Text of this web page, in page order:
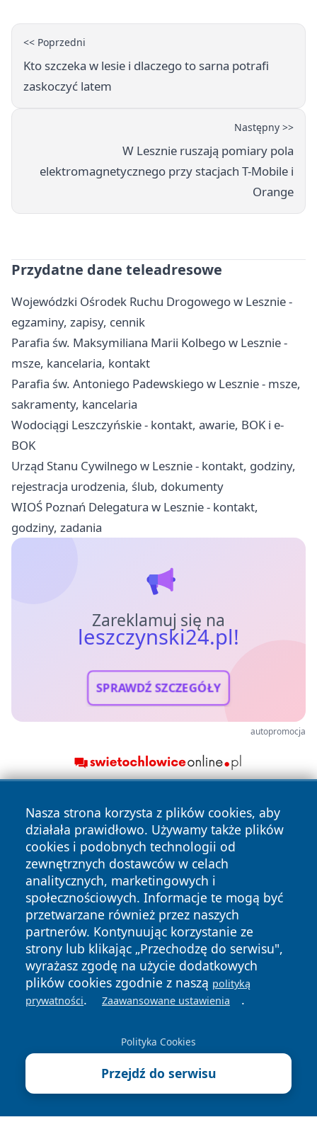
<< Poprzedni
Kto szczeka w lesie i dlaczego to sarna potrafi
zaskoczyć latem
Następny >>
W Lesznie ruszają pomiary pola
elektromagnetycznego przy stacjach T-Mobile i
Orange
Przydatne dane teleadresowe
Wojewódzki Ośrodek Ruchu Drogowego w Lesznie -
egzaminy, zapisy, cennik
Parafia św. Maksymiliana Marii Kolbego w Lesznie -
msze, kancelaria, kontakt
Parafia św. Antoniego Padewskiego w Lesznie - msze,
sakramenty, kancelaria
Wodociągi Leszczyńskie - kontakt, awarie, BOK i e-
BOK
Urząd Stanu Cywilnego w Lesznie - kontakt, godziny,
rejestracja urodzenia, ślub, dokumenty
WIOŚ Poznań Delegatura w Lesznie - kontakt,
godziny, zadania
Zareklamuj się na
leszczynski24.pl!
SPRAWDŹ SZCZEGÓŁY
autopromocja
Nasza strona korzysta z plików cookies, aby
działała prawidłowo. Używamy także plików
cookies i podobnych technologii od
zewnętrznych dostawców w celach
analitycznych, marketingowych i
społecznościowych. Informacje te mogą być
przetwarzane również przez naszych
partnerów. Kontynuując korzystanie ze
strony lub klikając „Przechodzę do serwisu",
wyrażasz zgodę na użycie dodatkowych
plików cookies zgodnie z naszą polityką
prywatności. Zaawansowane ustawienia .
Polityka Cookies
Przejdź do serwisu
Copyright © 2026 leszczynski24.pl Wszystkie prawa
zastrzeżone.
News Autorzy
Polityka
Prywatności
Polityka
Cookies